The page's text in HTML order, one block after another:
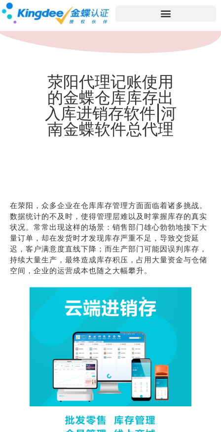
荥阳代理记账使用
的金蝶仓库库存出
入库进销存软件|河
南金蝶软件总代理
在荥阳，众多企业在仓库库存管理方面面临着诸多挑战。
数据统计的不及时，使得管理层难以及时掌握库存的真实
状况。常常出现这样的场景：销售部门雄心勃勃地接下大
量订单，却在发货时才发现库存严重不足，导致交货延
迟，客户满意度直线下降；而生产部门可能因误判库存，
持续大量生产，最终造成库存积压，占用大量资金与仓储
空间，企业的运营成本也随之大幅攀升。